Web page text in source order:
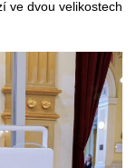
ve dvou velikostech